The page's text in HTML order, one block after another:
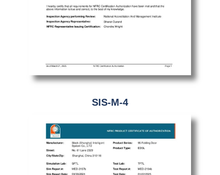
SIS-M-4